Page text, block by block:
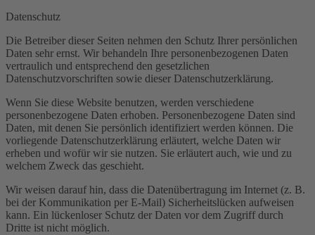
Datenschutz
Die Betreiber dieser Seiten nehmen den Schutz Ihrer persönlichen
Daten sehr ernst. Wir behandeln Ihre personenbezogenen Daten
vertraulich und entsprechend den gesetzlichen
Datenschutzvorschriften sowie dieser Datenschutzerklärung.
Wenn Sie diese Website benutzen, werden verschiedene
personenbezogene Daten erhoben. Personenbezogene Daten sind
Daten, mit denen Sie persönlich identifiziert werden können. Die
vorliegende Datenschutzerklärung erläutert, welche Daten wir
erheben und wofür wir sie nutzen. Sie erläutert auch, wie und zu
welchem Zweck das geschieht.
Wir weisen darauf hin, dass die Datenübertragung im Internet (z. B.
bei der Kommunikation per E-Mail) Sicherheitslücken aufweisen
kann. Ein lückenloser Schutz der Daten vor dem Zugriff durch
Dritte ist nicht möglich.